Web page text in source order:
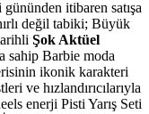
itibaren satışa
değil tabiki; Büyük
Şok Aktüel
sahip Barbie moda
ikonik karakteri
ve hızlandırıcılarıyla
enerji Pisti Yarış Seti